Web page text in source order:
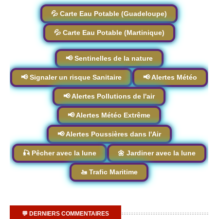
💦 Carte Eau Potable (Guadeloupe)
💦 Carte Eau Potable (Martinique)
📢 Sentinelles de la nature
📢 Signaler un risque Sanitaire 📢 Alertes Météo
📢 Alertes Pollutions de l'air
📢 Alertes Météo Extrême
📢 Alertes Poussières dans l'Air
🎣 Pêcher avec la lune 🌼 Jardiner avec la lune
🚤 Trafic Maritime
💬 DERNIERS COMMENTAIRES